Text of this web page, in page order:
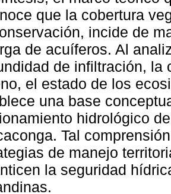
que la cobertura
incide de
de acuíferos. Al
de infiltración,
el estado de los
una base
hidrológico
Tal
de manejo
la seguridad